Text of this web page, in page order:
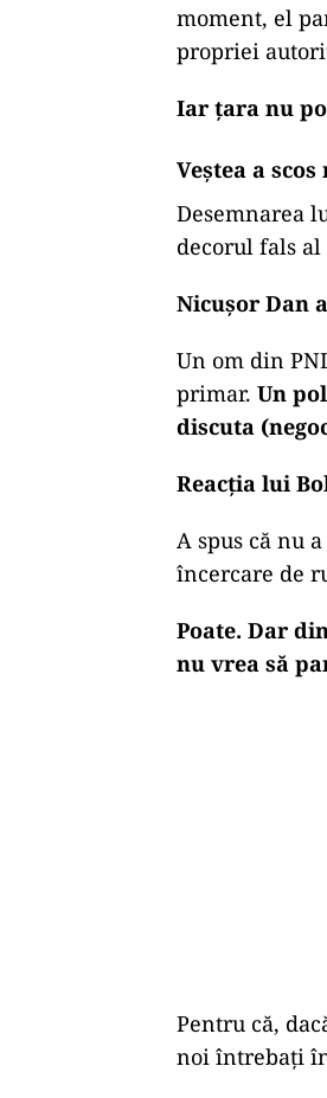
moment, el
propriei
Iar țara nu
Veștea a
Desemnarea
decorul fals
Nicușor Dan
Un om din
primar. Un
discuta
Reacția lui
A spus că nu
încercare de
Poate. Dar
nu vrea să
Pentru că,
noi întrebați